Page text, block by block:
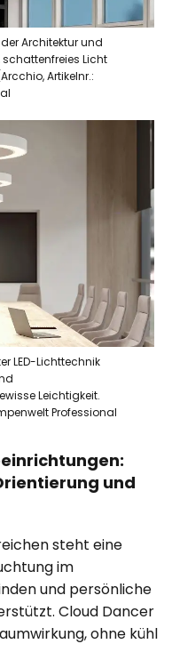
Architektur und
Licht
Artikelnr.:
LED-Lichttechnik
Leichtigkeit.
Professional
und
steht eine
im
und persönliche
Cloud Dancer
ohne kühl